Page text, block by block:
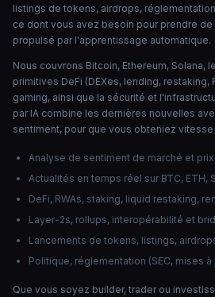
listings de tokens, airdrops,
ce dont vous avez besoin pour prendre
propulsé par l'apprentissage automatique.
Nous couvrons Bitcoin, Ethereum, Solana,
primitives DeFi (DEXes, lending, restaking,
gaming, ainsi que la sécurité et
par IA combine les dernières nouvelles
sentiment, pour que vous obteniez
Analyse de sentiment de marché et prix
Actualités en temps réel sur BTC, ETH,
DeFi, RWAs, staking, liquid restaking,
Layer-2s, rollups, interopérabilité et
Lancements de tokens, listings,
Politique, réglementation (SEC, mises
Que vous soyez builder, trader ou